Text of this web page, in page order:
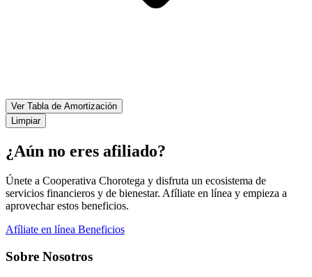
Ver Tabla de Amortización
Limpiar
¿Aún no eres afiliado?
Únete a Cooperativa Chorotega y disfruta un ecosistema de
servicios financieros y de bienestar. Afíliate en línea y empieza a
aprovechar estos beneficios.
Afíliate en línea Beneficios
Sobre Nosotros